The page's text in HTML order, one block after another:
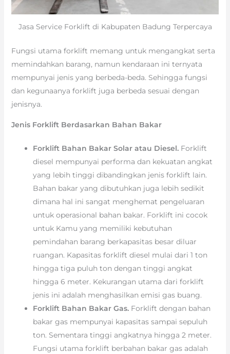
Jasa Service Forklift di Kabupaten Badung Terpercaya
Fungsi utama forklift memang untuk mengangkat serta
memindahkan barang, namun kendaraan ini ternyata
mempunyai jenis yang berbeda-beda. Sehingga fungsi
dan kegunaanya forklift juga berbeda sesuai dengan
jenisnya.
Jenis Forklift Berdasarkan Bahan Bakar
Forklift Bahan Bakar Solar atau Diesel. Forklift
diesel mempunyai performa dan kekuatan angkat
yang lebih tinggi dibandingkan jenis forklift lain.
Bahan bakar yang dibutuhkan juga lebih sedikit
dimana hal ini sangat menghemat pengeluaran
untuk operasional bahan bakar. Forklift ini cocok
untuk Kamu yang memiliki kebutuhan
pemindahan barang berkapasitas besar diluar
ruangan. Kapasitas forklift diesel mulai dari 1 ton
hingga tiga puluh ton dengan tinggi angkat
hingga 6 meter. Kekurangan utama dari forklift
jenis ini adalah menghasilkan emisi gas buang.
Forklift Bahan Bakar Gas. Forklift dengan bahan
bakar gas mempunyai kapasitas sampai sepuluh
ton. Sementara tinggi angkatnya hingga 2 meter.
Fungsi utama forklift berbahan bakar gas adalah